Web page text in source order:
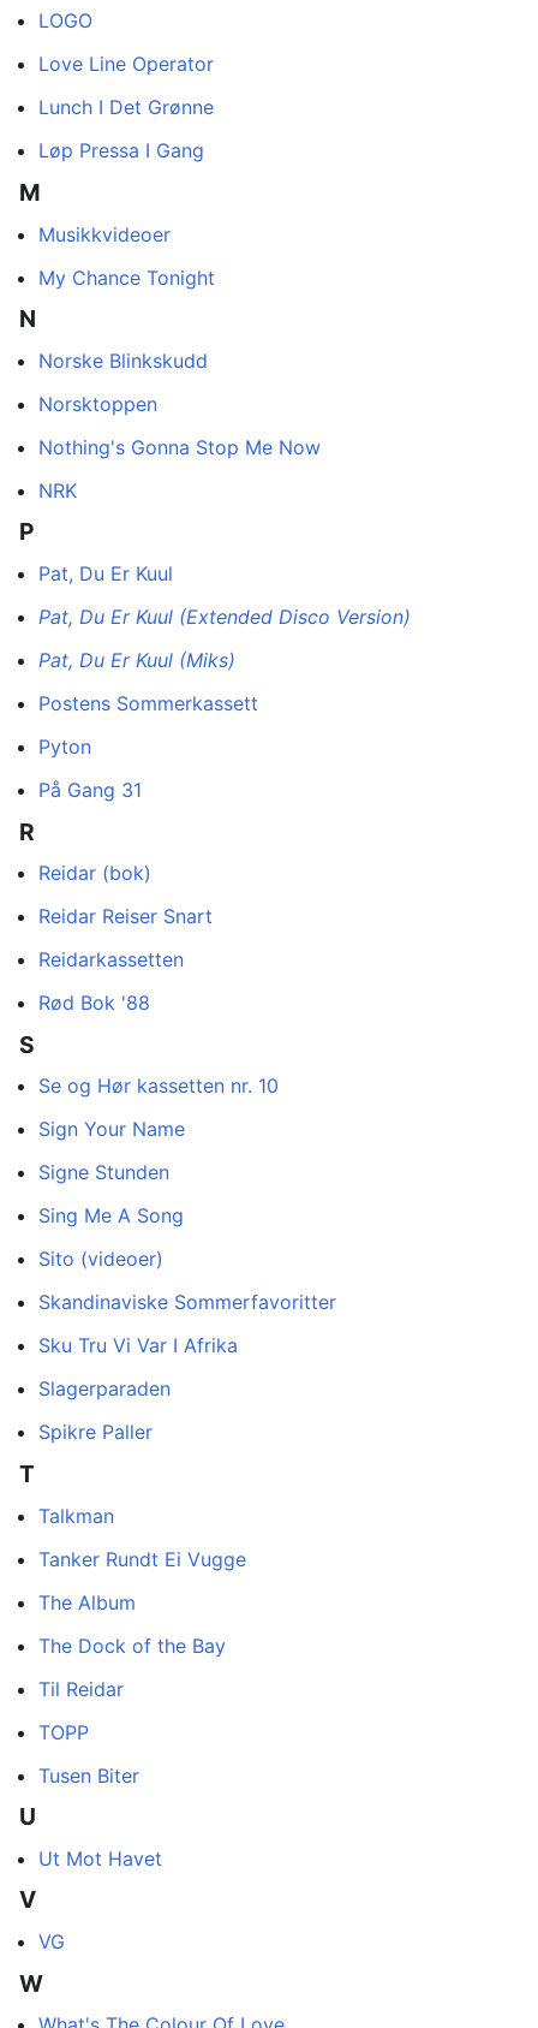
LOGO
Love Line Operator
Lunch I Det Grønne
Løp Pressa I Gang
M
Musikkvideoer
My Chance Tonight
N
Norske Blinkskudd
Norsktoppen
Nothing's Gonna Stop Me Now
NRK
P
Pat, Du Er Kuul
Pat, Du Er Kuul (Extended Disco Version)
Pat, Du Er Kuul (Miks)
Postens Sommerkassett
Pyton
På Gang 31
R
Reidar (bok)
Reidar Reiser Snart
Reidarkassetten
Rød Bok '88
S
Se og Hør kassetten nr. 10
Sign Your Name
Signe Stunden
Sing Me A Song
Sito (videoer)
Skandinaviske Sommerfavoritter
Sku Tru Vi Var I Afrika
Slagerparaden
Spikre Paller
T
Talkman
Tanker Rundt Ei Vugge
The Album
The Dock of the Bay
Til Reidar
TOPP
Tusen Biter
U
Ut Mot Havet
V
VG
W